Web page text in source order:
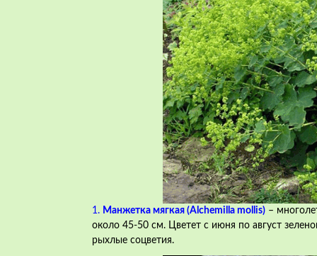
1. Манжетка мягкая (Alchemilla mollis) –
около 45-50 см. Цветет с июня по август
рыхлые соцветия.